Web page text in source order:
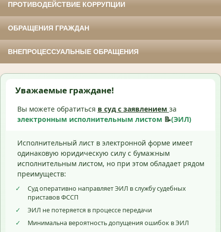
ПРОТИВОДЕЙСТВИЕ КОРРУПЦИИ
ОБРАЩЕНИЯ ГРАЖДАН
ВНЕПРОЦЕССУАЛЬНЫЕ ОБРАЩЕНИЯ
Уважаемые граждане!
Вы можете обратиться в суд с заявлением за
электронным исполнительным листом 📝(ЭИЛ)
Исполнительный лист в электронной форме имеет
одинаковую юридическую силу с бумажным
исполнительным листом, но при этом обладает рядом
преимуществ:
✓
Суд оперативно направляет ЭИЛ в службу судебных
приставов ФССП
✓
ЭИЛ не потеряется в процессе передачи
✓
Минимальна вероятность допущения ошибок в ЭИЛ